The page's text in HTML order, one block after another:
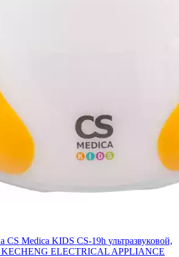
CS Medica KIDS CS-19h ультразвуковой,
ELECTRICAL APPLIANCE